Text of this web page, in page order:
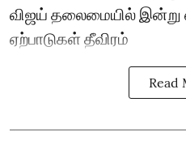
விஜய் தலைமையில் இன்று
ஏற்பாடுகள் தீவிரம்
Read